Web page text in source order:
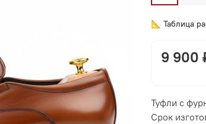
📐 Таблица
9 900
Туфли с
Срок